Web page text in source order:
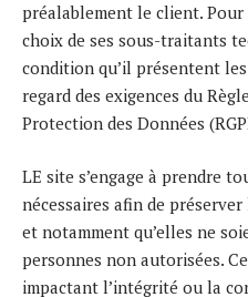
préalablement le client.
choix de ses sous-traitants
condition qu’il présentent
regard des exigences du
Protection des Données
LE site s’engage à prendre
nécessaires afin de
et notamment qu’elles ne
personnes non autorisées.
impactant l’intégrité ou la